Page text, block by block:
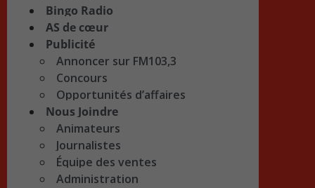
Bingo Radio
AS de cœur
Publicité
Annoncer sur FM103,3
Concours
Opportunités d’affaires
Nous Joindre
Animateurs
Journalistes
Équipe des ventes
Administration